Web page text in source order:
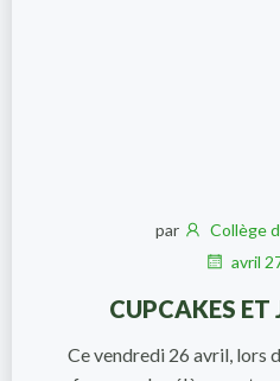
par
Collège
avril
CUPCAKES ET
Ce vendredi 26 avril, lors